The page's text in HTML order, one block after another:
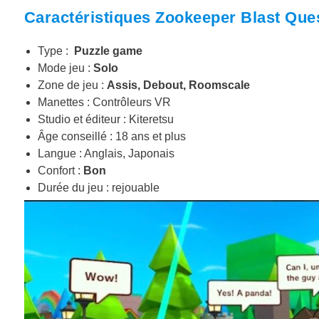
Caractéristiques Zookeeper Blast
Type :
Puzzle game
Mode jeu : Solo
Zone de jeu : Assis, Debout, Roomscale
Manettes : Contrôleurs VR
Studio et éditeur : Kiteretsu
Âge conseillé : 18 ans et plus
Langue : Anglais, Japonais
Confort : Bon
Durée du jeu : rejouable